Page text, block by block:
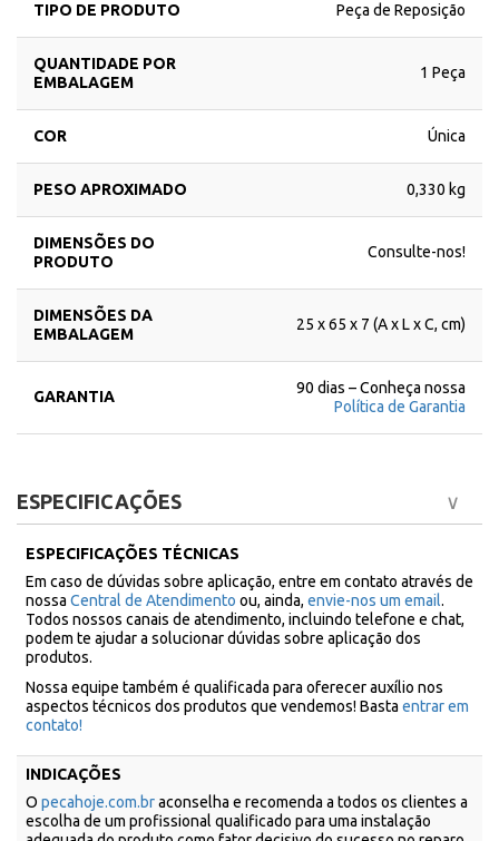
TIPO DE PRODUTO Peça de Reposição
QUANTIDADE POR
EMBALAGEM
1 Peça
COR Única
PESO APROXIMADO 0,330 kg
DIMENSÕES DO
PRODUTO
Consulte-nos!
DIMENSÕES DA
EMBALAGEM
25 x 65 x 7 (A x L x C, cm)
GARANTIA
90 dias – Conheça nossa
Política de Garantia
ESPECIFICAÇÕES
ESPECIFICAÇÕES TÉCNICAS
Em caso de dúvidas sobre aplicação, entre em contato através de
nossa Central de Atendimento ou, ainda, envie-nos um email.
Todos nossos canais de atendimento, incluindo telefone e chat,
podem te ajudar a solucionar dúvidas sobre aplicação dos
produtos.
Nossa equipe também é qualificada para oferecer auxílio nos
aspectos técnicos dos produtos que vendemos! Basta entrar em
contato!
INDICAÇÕES
O pecahoje.com.braconselha e recomenda a todos os clientes a
escolha de um profissional qualificado para uma instalação